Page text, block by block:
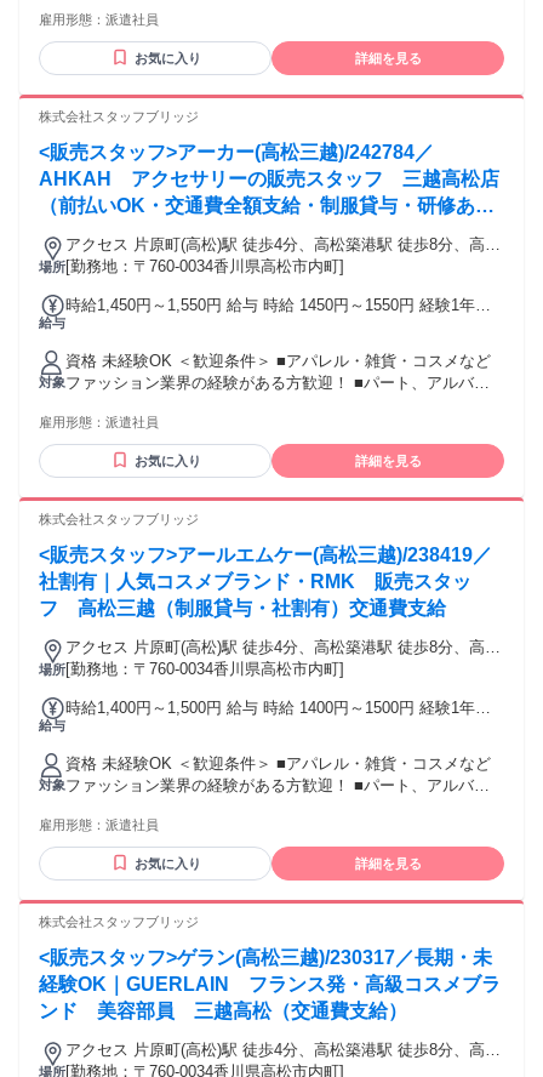
《10万円》を1ヶ月勤務後の給与にて一括支給するスタブリだ
にかかった交通費は全額別途支給いたします。
など、他業種からの転職も大歓迎です。 【将来的には正社員
も目指せる！】 スタッフブリッジでは、未経験から販売スタ
ッフにチャレンジし、正社員を目指すこともできます！ さら
で、アパレル・ファッション・コスメ業界に初めて挑戦する
雇用形態： 派遣社員
お気に入り 詳細を見る
株式会社スタッフブリッジ
<販売スタッフ>アーカー(高松三越)/242784／
AHKAH アクセサリーの販売スタッフ 三越高松店
（前払いOK・交通費全額支給・制服貸与・研修あ
り）
場所
アクセス 片原町(高松)駅 徒歩4分、高松築港駅 徒歩8分、高松
駅 徒歩12分
[勤務地：〒760-0034香川県高松市内町]
給与
時給1,450円～1,550円 給与 時給 1450円～1550円 経験1年以
就業1年後には必ず1550円に昇給します！ 【キャリア手当10
万円】エントリーした職種の経験が2年以上・フルタイム勤務
可能な方は、全員がキャリア手当の対象となります。なんと
《10万円》を1ヶ月勤務後の給与にて一括支給するスタブリだ
にかかった交通費は全額別途支給いたします。
対象
資格 未経験OK ＜歓迎条件＞ ■アパレル・雑貨・コスメなど
ファッション業界の経験がある方歓迎！ ■パート、アルバイ
など、他業種からの転職も大歓迎です。 【将来的には正社員
も目指せる！】 スタッフブリッジでは、未経験から販売スタ
ッフにチャレンジし、正社員を目指すこともできます！ さら
で、アパレル・ファッション・コスメ業界に初めて挑戦する
雇用形態： 派遣社員
お気に入り 詳細を見る
株式会社スタッフブリッジ
<販売スタッフ>アールエムケー(高松三越)/238419／
社割有｜人気コスメブランド・RMK 販売スタッ
フ 高松三越（制服貸与・社割有）交通費支給
場所
アクセス 片原町(高松)駅 徒歩4分、高松築港駅 徒歩8分、高松
駅 徒歩12分
[勤務地：〒760-0034香川県高松市内町]
給与
時給1,400円～1,500円 給与 時給 1400円～1500円 経験1年以
就業1年後には必ず1500円に昇給します！ 【キャリア手当10
万円】 エントリーした職種の経験が2年以上・フルタイム勤務
可能な方は、全員がキャリア手当の対象となります。 なんと
《10万円》を1ヶ月勤務後の給与にて一括支給するスタブリだ
にかかった交通費は全額別途支給いたします。
対象
資格 未経験OK ＜歓迎条件＞ ■アパレル・雑貨・コスメなど
ファッション業界の経験がある方歓迎！ ■パート、アルバイ
など、他業種からの転職も大歓迎です。 【将来的には正社員
も目指せる！】 スタッフブリッジでは、未経験から販売スタ
ッフにチャレンジし、正社員を目指すこともできます！ さら
で、アパレル・ファッション・コスメ業界に初めて挑戦する
雇用形態： 派遣社員
お気に入り 詳細を見る
株式会社スタッフブリッジ
<販売スタッフ>ゲラン(高松三越)/230317／長期・未
経験OK｜GUERLAIN フランス発・高級コスメブラ
ンド 美容部員 三越高松（交通費支給）
場所
アクセス 片原町(高松)駅 徒歩4分、高松築港駅 徒歩8分、高松
駅 徒歩12分
[勤務地：〒760-0034香川県高松市内町]